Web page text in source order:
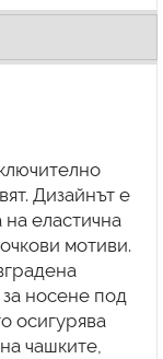
Дизайнът е
на еластична
мотиви.
носене под
осигурява
чашките,